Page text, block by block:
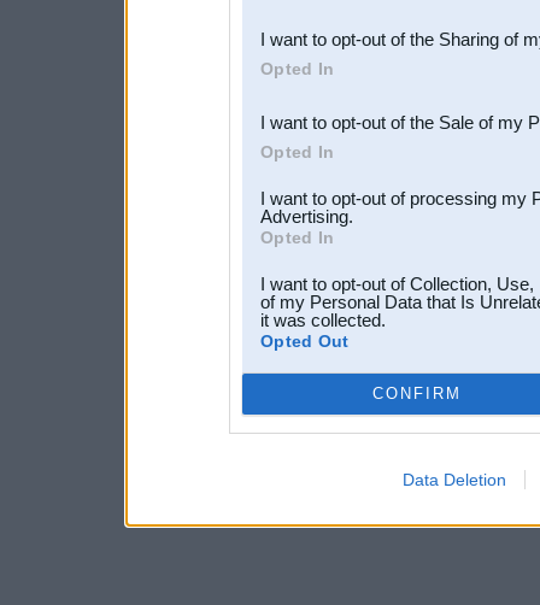
Downstream Participants
third parties.
I want to opt-out of the Sharing of
Opted In
I want to opt-out of the Sale of my
Opted In
I want to opt-out of processing my
Advertising.
Opted In
I want to opt-out of Collection,
of my Personal Data that Is
it was collected.
Opted Out
CONFIRM
Data Deletion